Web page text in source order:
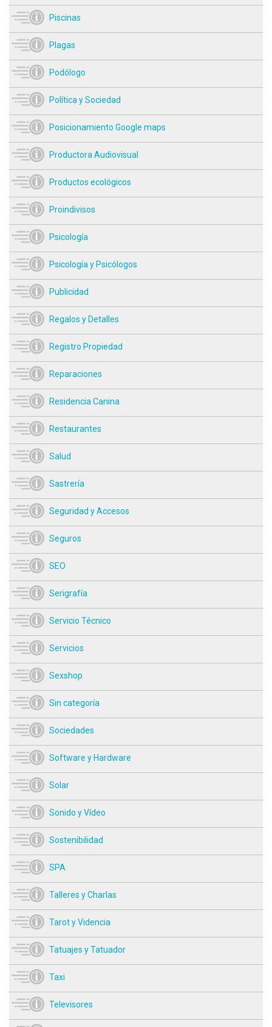
Piscinas
Plagas
Podólogo
Política y Sociedad
Posicionamiento Google maps
Productora Audiovisual
Productos ecológicos
Proindivisos
Psicología
Psicología y Psicólogos
Publicidad
Regalos y Detalles
Registro Propiedad
Reparaciones
Residencia Canina
Restaurantes
Salud
Sastrería
Seguridad y Accesos
Seguros
SEO
Serigrafía
Servicio Técnico
Servicios
Sexshop
Sin categoría
Sociedades
Software y Hardware
Solar
Sonido y Vídeo
Sostenibilidad
SPA
Talleres y Charlas
Tarot y Videncia
Tatuajes y Tatuador
Taxi
Televisores